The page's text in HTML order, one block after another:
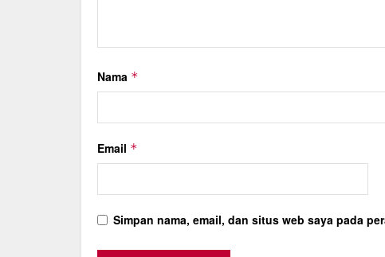
Nama *
Email *
Simpan nama, email, dan situs web saya pada